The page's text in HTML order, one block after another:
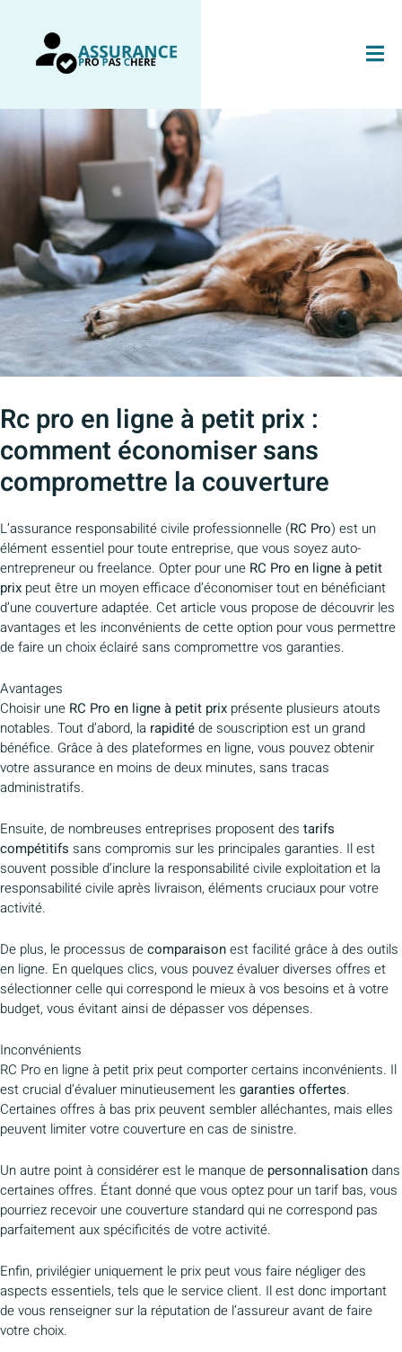
Rc pro en ligne à petit prix :
comment économiser sans
compromettre la couverture
L’assurance responsabilité civile professionnelle (RC Pro) est un
élément essentiel pour toute entreprise, que vous soyez auto-
entrepreneur ou freelance. Opter pour une RC Pro en ligne à petit
prix peut être un moyen efficace d’économiser tout en bénéficiant
d’une couverture adaptée. Cet article vous propose de découvrir les
avantages et les inconvénients de cette option pour vous permettre
de faire un choix éclairé sans compromettre vos garanties.
Avantages
Choisir une RC Pro en ligne à petit prix présente plusieurs atouts
notables. Tout d’abord, la rapiditéde souscription est un grand
bénéfice. Grâce à des plateformes en ligne, vous pouvez obtenir
votre assurance en moins de deux minutes, sans tracas
administratifs.
Ensuite, de nombreuses entreprises proposent des tarifs
compétitifs sans compromis sur les principales garanties. Il est
souvent possible d’inclure la responsabilité civile exploitation et la
responsabilité civile après livraison, éléments cruciaux pour votre
activité.
De plus, le processus decomparaisonest facilité grâce à des outils
en ligne. En quelques clics, vous pouvez évaluer diverses offres et
sélectionner celle qui correspond le mieux à vos besoins et à votre
budget, vous évitant ainsi de dépasser vos dépenses.
Inconvénients
RC Pro en ligne à petit prix peut comporter certains inconvénients. Il
est crucial d’évaluer minutieusement les garanties offertes.
Certaines offres à bas prix peuvent sembler alléchantes, mais elles
peuvent limiter votre couverture en cas de sinistre.
Un autre point à considérer est le manque de personnalisationdans
certaines offres. Étant donné que vous optez pour un tarif bas, vous
pourriez recevoir une couverture standard qui ne correspond pas
parfaitement aux spécificités de votre activité.
Enfin, privilégier uniquement le prix peut vous faire négliger des
aspects essentiels, tels que le service client. Il est donc important
de vous renseigner sur la réputation de l’assureur avant de faire
votre choix.